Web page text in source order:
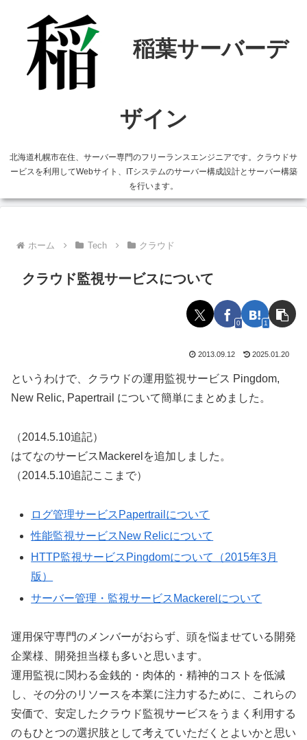
北海道札幌市在住、サーバー専門のフリーランスエンジニアです。クラウドサ
ービスを利用してWebサイト、ITシステムのサーバー構成設計とサーバー構築
を行います。
ホーム Tech クラウド
クラウド監視サービスについて
0 1
2013.09.12 2025.01.20
というわけで、クラウドの運用監視サービス Pingdom,
New Relic, Papertrail について簡単にまとめました。
（2014.5.10追記）
はてなのサービスMackerelを追加しました。
（2014.5.10追記ここまで）
ログ管理サービスPapertrailについて
性能監視サービスNew Relicについて
HTTP監視サービスPingdomについて（2015年3月
版）
サーバー管理・監視サービスMackerelについて
運用保守専門のメンバーがおらず、頭を悩ませている開発
企業様、開発担当様も多いと思います。
運用監視に関わる金銭的・肉体的・精神的コストを低減
し、その分のリソースを本業に注力するために、これらの
安価で、安定したクラウド監視サービスをうまく利用する
のもひとつの選択肢として考えていただくとよいかと思い